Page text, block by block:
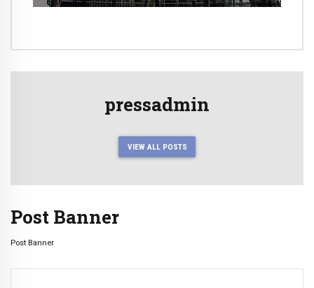
pressadmin
VIEW ALL POSTS
Post Banner
Post Banner